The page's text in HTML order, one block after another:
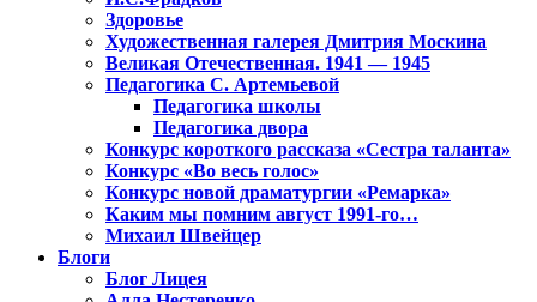
Здоровье
Художественная галерея Дмитрия Москина
Великая Отечественная. 1941 — 1945
Педагогика С. Артемьевой
Педагогика школы
Педагогика двора
Конкурс короткого рассказа «Сестра таланта»
Конкурс «Во весь голос»
Конкурс новой драматургии «Ремарка»
Каким мы помним август 1991-го…
Михаил Швейцер
Блоги
Блог Лицея